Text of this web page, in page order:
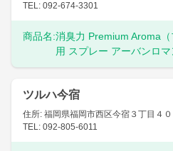
TEL: 092-674-3301
商品名:消臭力 Premium Aroma
用 スプレー アーバンロマ
ツルハ今宿
住所: 福岡県福岡市西区今宿３丁目４０
TEL: 092-805-6011